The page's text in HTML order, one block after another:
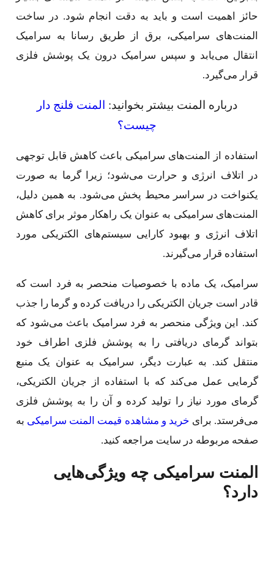
حائز اهمیت است و باید به دقت انجام شود. در ساخت
المنت‌های سرامیکی، برق از طریق رسانا به سرامیک
انتقال می‌یابد و سپس سرامیک درون یک پوشش فلزی
قرار می‌گیرد.
درباره المنت بیشتر بخوانید: المنت فلنج دار
چیست؟
استفاده از المنت‌های سرامیکی باعث کاهش قابل توجهی
در اتلاف انرژی و حرارت می‌شود؛ زیرا گرما به صورت
یکنواخت در سراسر محیط پخش می‌شود. به همین دلیل،
المنت‌های سرامیکی به عنوان یک راهکار موثر برای کاهش
اتلاف انرژی و بهبود کارایی سیستم‌های الکتریکی مورد
استفاده قرار می‌گیرند.
سرامیک، یک ماده با خصوصیات منحصر به فرد است که
قادر است جریان الکتریکی را دریافت کرده و گرما را جذب
کند. این ویژگی منحصر به فرد سرامیک باعث می‌شود که
بتواند گرمای دریافتی را به پوشش فلزی اطراف خود
منتقل کند. به عبارت دیگر، سرامیک به عنوان یک منبع
گرمایی عمل می‌کند که با استفاده از جریان الکتریکی،
گرمای مورد نیاز را تولید کرده و آن را به پوشش فلزی
می‌فرستد. برای خرید و مشاهده قیمت المنت سرامیکی به
صفحه مربوطه در سایت مراجعه کنید.
المنت سرامیکی چه ویژگی‌هایی
دارد؟